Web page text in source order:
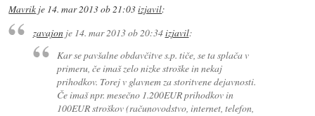
Mavrik je 14. mar 2013 ob 21:03izjavil:
zavajonje 14. mar 2013 ob 20:34izjavil:
Kar se pavšalne obdavčitve s.p. tiče, se ta splača v
primeru, če imaš zelo nizke stroške in nekaj
prihodkov. Torej v glavnem za storitvene dejavnosti.
Če imaš npr. mesečno 1.200EUR prihodkov in
100EUR stroškov (računovodstvo, internet, telefon,